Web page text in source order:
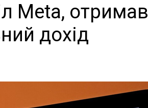
Meta, отримав
дохід